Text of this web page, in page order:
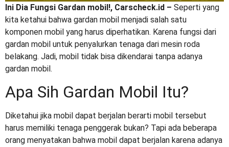
Ini Dia Fungsi Gardan mobil!, Carscheck.id – Seperti yang
kita ketahui bahwa gardan mobil menjadi salah satu
komponen mobil yang harus diperhatikan. Karena fungsi dari
gardan mobil untuk penyalurkan tenaga dari mesin roda
belakang. Jadi, mobil tidak bisa dikendarai tanpa adanya
gardan mobil.
Apa Sih Gardan Mobil Itu?
Diketahui jika mobil dapat berjalan berarti mobil tersebut
harus memiliki tenaga penggerak bukan? Tapi ada beberapa
orang menyatakan bahwa mobil dapat berjalan karena adanya